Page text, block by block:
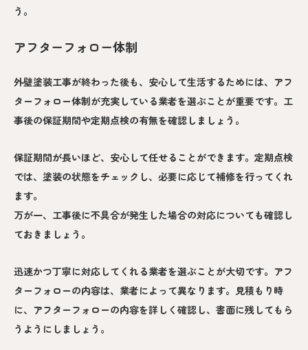
う。
アフターフォロー体制
外壁塗装工事が終わった後も、安心して生活するためには、アフ
ターフォロー体制が充実している業者を選ぶことが重要です。工
事後の保証期間や定期点検の有無を確認しましょう。
保証期間が長いほど、安心して任せることができます。定期点検
では、塗装の状態をチェックし、必要に応じて補修を行ってくれ
ます。
万が一、工事後に不具合が発生した場合の対応についても確認し
ておきましょう。
迅速かつ丁寧に対応してくれる業者を選ぶことが大切です。アフ
ターフォローの内容は、業者によって異なります。見積もり時
に、アフターフォローの内容を詳しく確認し、書面に残してもら
うようにしましょう。